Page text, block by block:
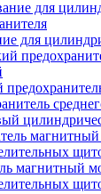
для
магнитный